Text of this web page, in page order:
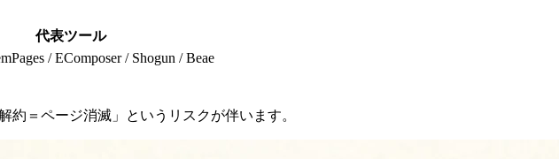
代表ツール
/ EComposer / Shogun / Beae
＝ページ消滅」というリスクが伴います。